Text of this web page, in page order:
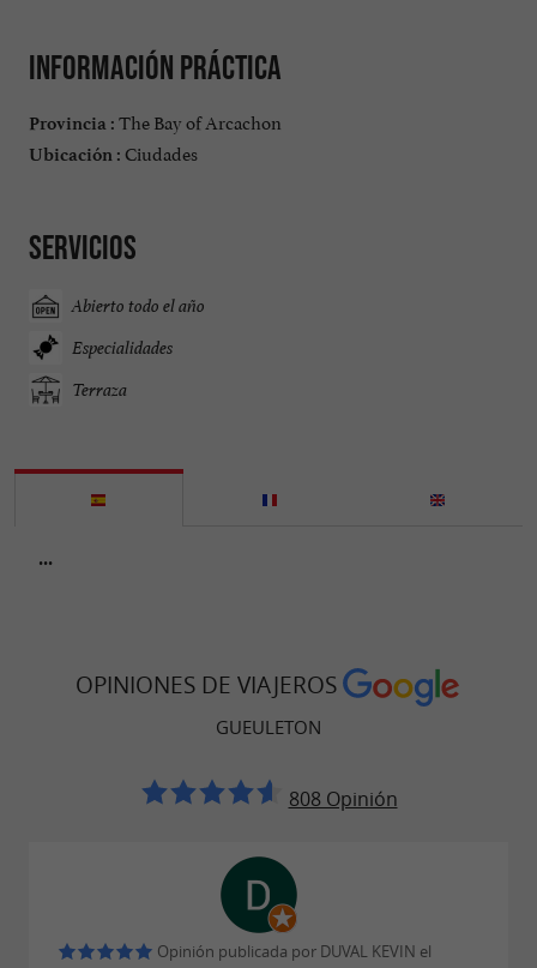
Información práctica
Provincia : The Bay of Arcachon
Ubicación : Ciudades
Servicios
Abierto todo el año
Especialidades
Terraza
...
OPINIONES DE VIAJEROS
GUEULETON
808 Opinión
Opinión publicada por DUVAL KEVIN el